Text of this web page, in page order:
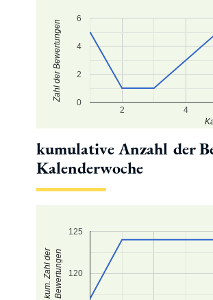
2 4
0
2
4
6
Zahl der Bewertungen
kumulative Anzahl der
Kalenderwoche
120
125
kum. Zahl derBewertungen